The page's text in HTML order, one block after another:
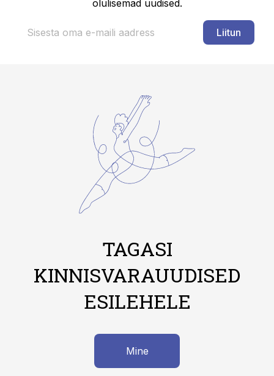
olulisemad uudised.
Liitun
TAGASI
KINNISVARAUUDISED
ESILEHELE
Mine